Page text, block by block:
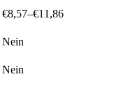
€8,57–€11,86
Nein
Nein